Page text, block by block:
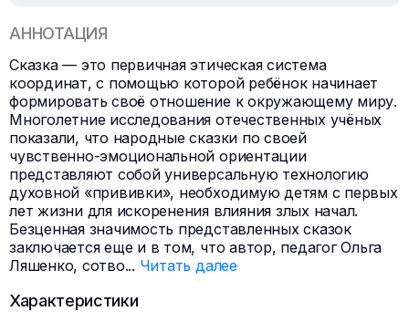
АННОТАЦИЯ
Сказка — это первичная этическая система
координат, с помощью которой ребёнок начинает
формировать своё отношение к окружающему миру.
Многолетние исследования отечественных учёных
показали, что народные сказки по своей
чувственно-эмоциональной ориентации
представляют собой универсальную технологию
духовной «прививки», необходимую детям с первых
лет жизни для искоренения влияния злых начал.
Безценная значимость представленных сказок
заключается еще и в том, что автор, педагог Ольга
Ляшенко, сотво... Читать далее
Характеристики